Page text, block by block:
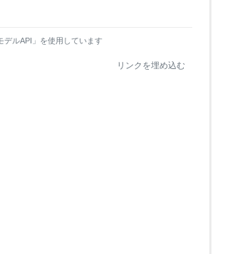
ルAPI」を使用しています
リンクを埋め込む